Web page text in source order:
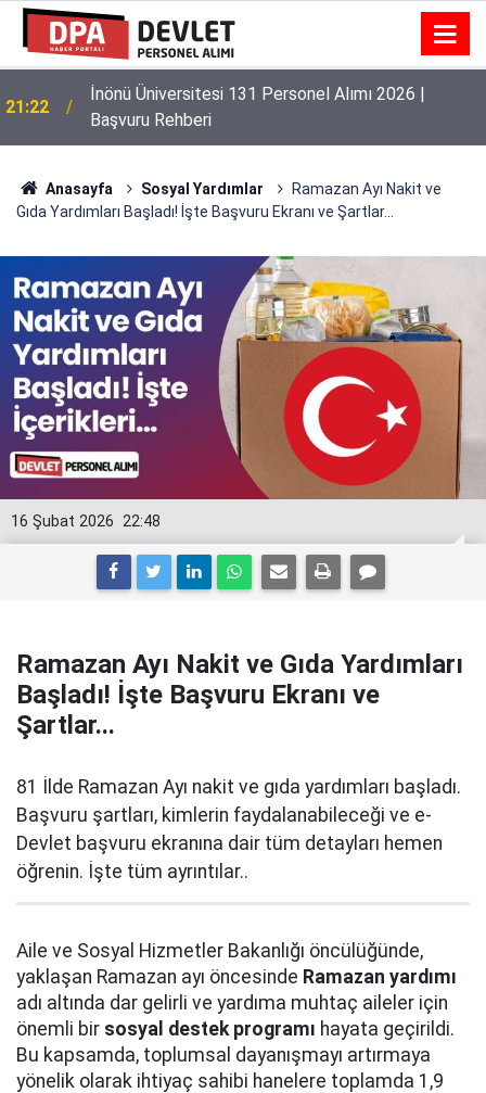
21:22
İnönü Üniversitesi 131 Personel Alımı 2026 |
Başvuru Rehberi
Anasayfa Sosyal Yardımlar
Ramazan Ayı Nakit ve
Gıda Yardımları Başladı! İşte Başvuru Ekranı ve Şartlar...
22:48
16 Şubat 2026
Ramazan Ayı Nakit ve Gıda Yardımları
Başladı! İşte Başvuru Ekranı ve
Şartlar...
81 İlde Ramazan Ayı nakit ve gıda yardımları başladı.
Başvuru şartları, kimlerin faydalanabileceği ve e-
Devlet başvuru ekranına dair tüm detayları hemen
öğrenin. İşte tüm ayrıntılar..
Aile ve Sosyal Hizmetler Bakanlığı öncülüğünde,
yaklaşan Ramazan ayı öncesinde Ramazan yardımı
adı altında dar gelirli ve yardıma muhtaç aileler için
önemli bir sosyal destek programı hayata geçirildi.
Bu kapsamda, toplumsal dayanışmayı artırmaya
yönelik olarak ihtiyaç sahibi hanelere toplamda 1,9